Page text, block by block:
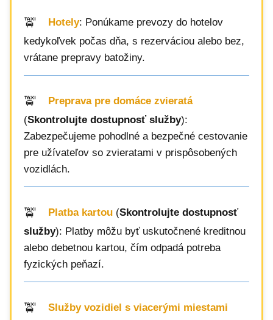
Hotely: Ponúkame prevozy do hotelov
kedykoľvek počas dňa, s rezerváciou alebo bez,
vrátane prepravy batožiny.
Preprava pre domáce zvieratá
(Skontrolujte dostupnosť služby):
Zabezpečujeme pohodlné a bezpečné cestovanie
pre užívateľov so zvieratami v prispôsobených
vozidlách.
Platba kartou (Skontrolujte dostupnosť
služby): Platby môžu byť uskutočnené kreditnou
alebo debetnou kartou, čím odpadá potreba
fyzických peňazí.
Služby vozidiel s viacerými miestami